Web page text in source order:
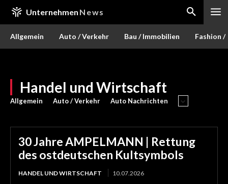
Unternehmen News
Allgemein Auto / Verkehr Bau / Immobilien Fashion /
Handel und Wirtschaft
Allgemein Auto / Verkehr Auto Nachrichten
30 Jahre AMPELMANN | Rettung
des ostdeutschen Kultsymbols
HANDEL UND WIRTSCHAFT 10.07.2026